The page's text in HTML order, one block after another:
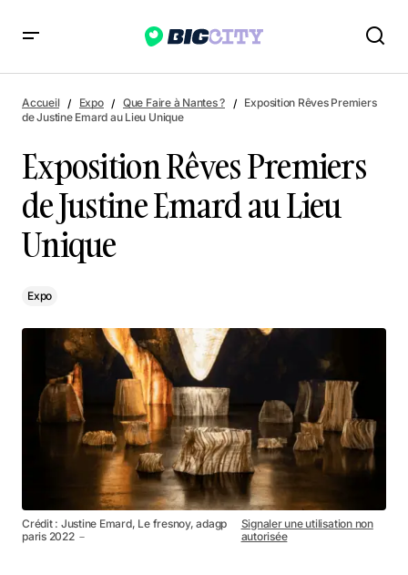
Accueil Expo Que Faire à Nantes ?
Exposition Rêves Premiers
de Justine Emard au Lieu Unique
Exposition Rêves Premiers
de Justine Emard au Lieu
Unique
Expo
Crédit : Justine Emard, Le fresnoy, adagp
paris 2022 －
Signaler une utilisation non
autorisée